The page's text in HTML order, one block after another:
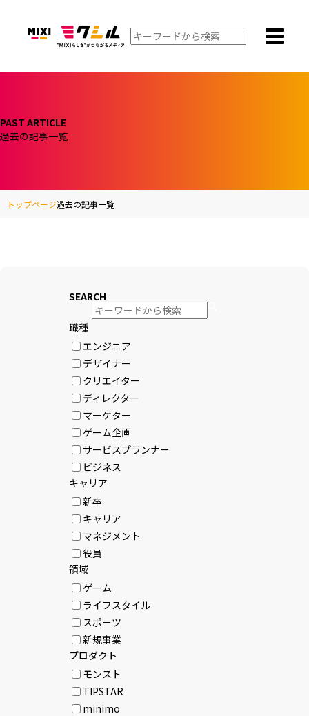
PAST ARTICLE
過去の記事一覧
トップページ過去の記事一覧
SEARCH
職種
エンジニア
デザイナー
クリエイター
ディレクター
マーケター
ゲーム企画
サービスプランナー
ビジネス
キャリア
新卒
キャリア
マネジメント
役員
領域
ゲーム
ライフスタイル
スポーツ
新規事業
プロダクト
モンスト
TIPSTAR
minimo